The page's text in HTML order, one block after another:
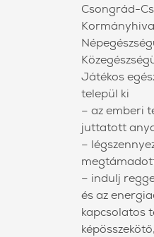
Csongrád-
Játékos
települ ki
– az emberi
juttatott
–
– indulj
és az
kapcsolatos